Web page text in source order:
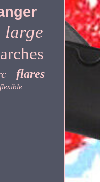
large
arches
flares
flexible